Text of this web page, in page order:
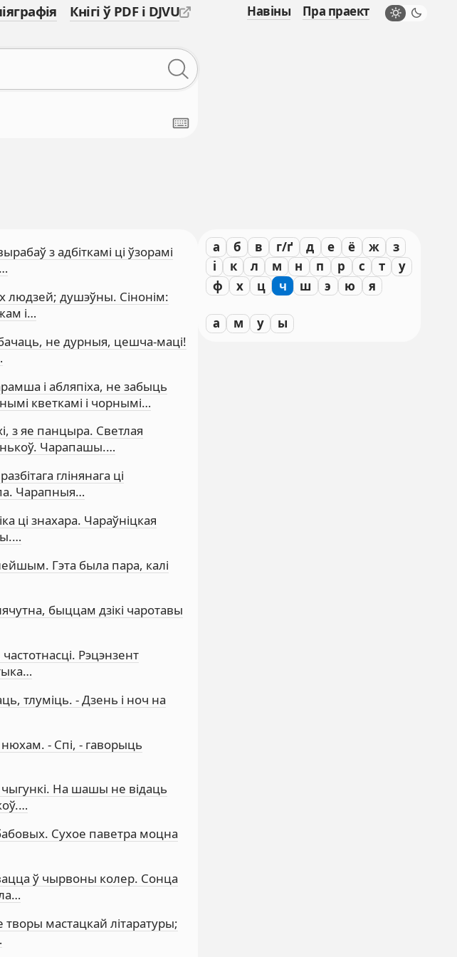
Кнігі ў PDF і DJVU Навіны Пра праект
а б в г/ґ д е ё ж
з
і
к л м н п р с т
у
ф
х ц ч ш э ю я
а м у ы
з адбіткамі ці ўзорамі
людзей; душэўны. Сінонім:
і…
не дурныя, цешча-маці!
і абляпіха, не забыць
кветкамі і чорнымі…
з яе панцыра. Светлая
Чарапашы.…
глінянага ці
Чарапныя…
ці знахара. Чараўніцкая
Гэта была пара, калі
быццам дзікі чаротавы
Рэцэнзент
тлуміць. - Дзень і ноч на
- Спі, - гаворыць
чыгункі. На шашы не відаць
Сухое паветра моцна
ў чырвоны колер. Сонца
творы мастацкай літаратуры;